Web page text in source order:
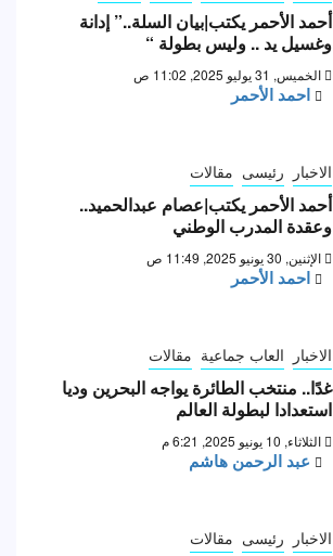
أحمد الأحمر يكتب|بيان السلة..” إدانة
وغسيل يد .. وليس بطولة “
الخميس, 31 يوليو 2025, 11:02 ص
احمد الأحمر
الاخبار رئيسى مقالات
أحمد الأحمر يكتب|عصام عبدالحميد..
وعقدة المدرب الوطني
الإثنين, 30 يونيو 2025, 11:49 ص
احمد الأحمر
الاخبار العاب جماعية مقالات
غدًا.. منتخب الطائرة يواجه البحرين وديا
استعدادا لبطولة العالم
الثلاثاء, 10 يونيو 2025, 6:21 م
عبد الرحمن هاشم
الاخبار رئيسى مقالات